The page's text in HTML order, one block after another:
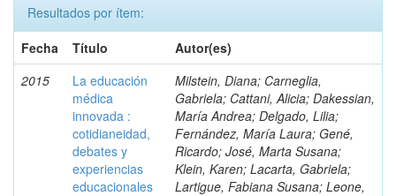
Resultados por ítem:
Fecha
Título
Autor(es)
2015
La educación
médica
innovada :
cotidianeidad,
debates y
experiencias
educacionales
Milstein, Diana; Carneglia,
Gabriela; Cattani, Alicia; Dakessian,
María Andrea; Delgado, Lilia;
Fernández, María Laura; Gené,
Ricardo; José, Marta Susana;
Klein, Karen; Lacarta, Gabriela;
Lartigue, Fabiana Susana; Leone,